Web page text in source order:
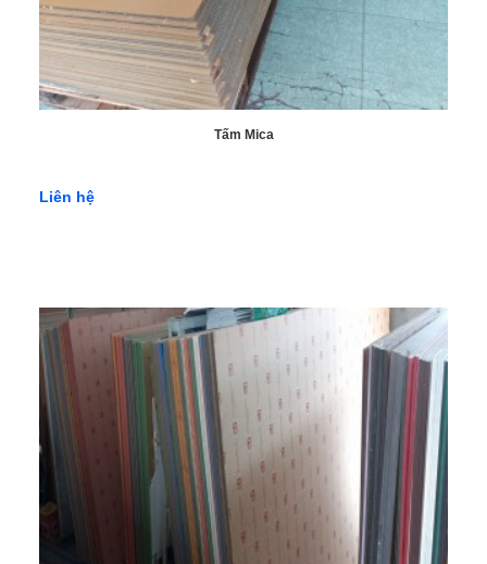
sản phẩm chính hãng, giá cả cạnh tranh và dịch vụ chuyên
nghiệp.
Mua tấm xi măng Conwood chất lượng cao tại Vật Liệu Lộc
Phát.
Tại Lộc Phát, bạn có thể tìm thấy đầy đủ các loại tấm xi măng
Conwood phổ biến trên thị trường, bao gồm:
Tấm ốp tường: Dùng để ốp tường nội thất, ngoại thất, lam
Tấm Mica
Liên hệ